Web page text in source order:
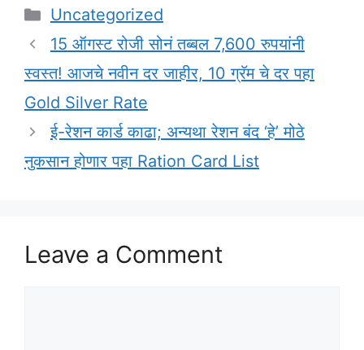
Categories
Uncategorized
15 ऑगस्ट रोजी सोनं तब्बल 7,600 रुपयांनी
स्वस्त! आजचे नवीन दर जाहीर, 10 ग्रॅम चे दर पहा
Gold Silver Rate
ई-रेशन कार्ड काढा; अन्यथा रेशन बंद ‘हे’ मोठे
नुकसान होणार पहा Ration Card List
Leave a Comment